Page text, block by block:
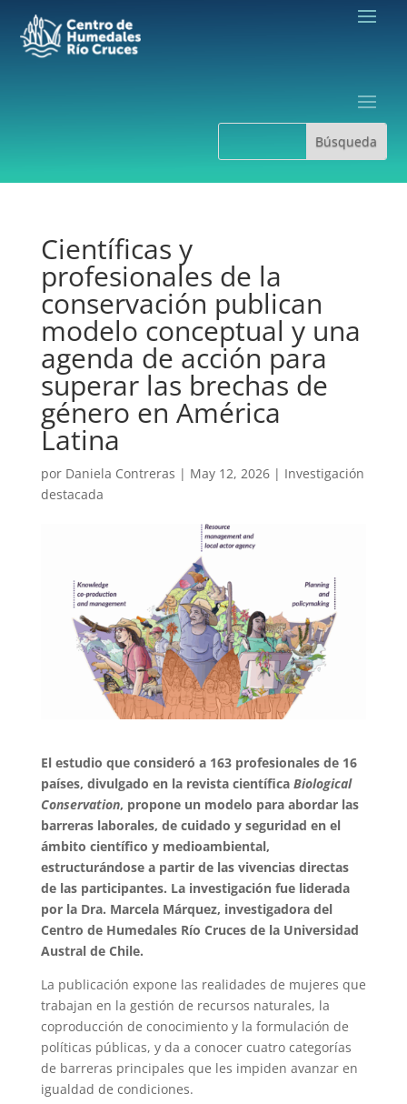
Científicas y
profesionales de la
conservación publican
modelo conceptual y una
agenda de acción para
superar las brechas de
género en América
Latina
por Daniela Contreras | May 12, 2026| Investigación
destacada
El estudio que consideró a 163 profesionales de 16
países, divulgado en la revista científica Biological
Conservation, propone un modelo para abordar las
barreras laborales, de cuidado y seguridad en el
ámbito científico y medioambiental,
estructurándose a partir de las vivencias directas
de las participantes. La investigación fue liderada
por la Dra. Marcela Márquez, investigadora del
Centro de Humedales Río Cruces de la Universidad
Austral de Chile.
La publicación expone las realidades de mujeres que
trabajan en la gestión de recursos naturales, la
coproducción de conocimiento y la formulación de
políticas públicas, y da a conocer cuatro categorías
de barreras principales que les impiden avanzar en
igualdad de condiciones.